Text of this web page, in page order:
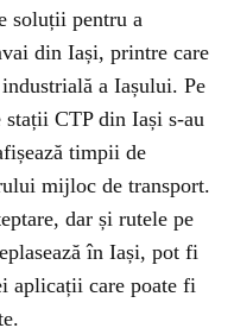
soluții pentru a
din Iași, printre care
a Iașului. Pe
CTP din Iași s-au
timpii de
mijloc de transport.
dar și rutele pe
în Iași, pot fi
aplicații care poate fi